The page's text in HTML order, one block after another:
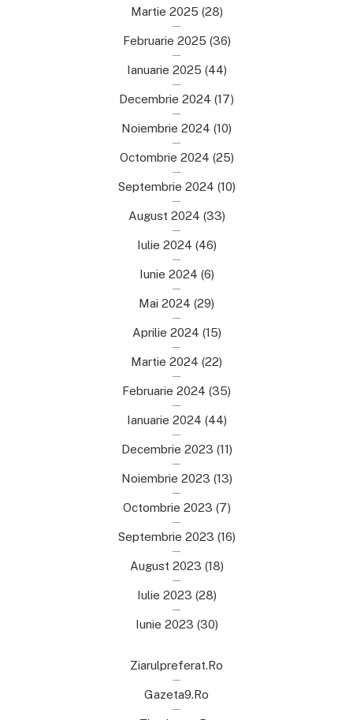
Martie 2025 (28)
Februarie 2025 (36)
Ianuarie 2025 (44)
Decembrie 2024 (17)
Noiembrie 2024 (10)
Octombrie 2024 (25)
Septembrie 2024 (10)
August 2024 (33)
Iulie 2024 (46)
Iunie 2024 (6)
Mai 2024 (29)
Aprilie 2024 (15)
Martie 2024 (22)
Februarie 2024 (35)
Ianuarie 2024 (44)
Decembrie 2023 (11)
Noiembrie 2023 (13)
Octombrie 2023 (7)
Septembrie 2023 (16)
August 2023 (18)
Iulie 2023 (28)
Iunie 2023 (30)
Ziarulpreferat.ro
Gazeta9.ro